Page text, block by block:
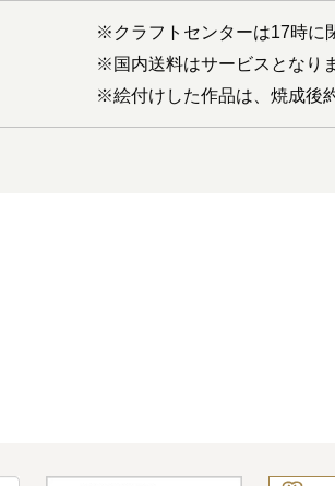
※クラフトセンターは17時に
※国内送料はサービスとなり
※絵付けした作品は、焼成後